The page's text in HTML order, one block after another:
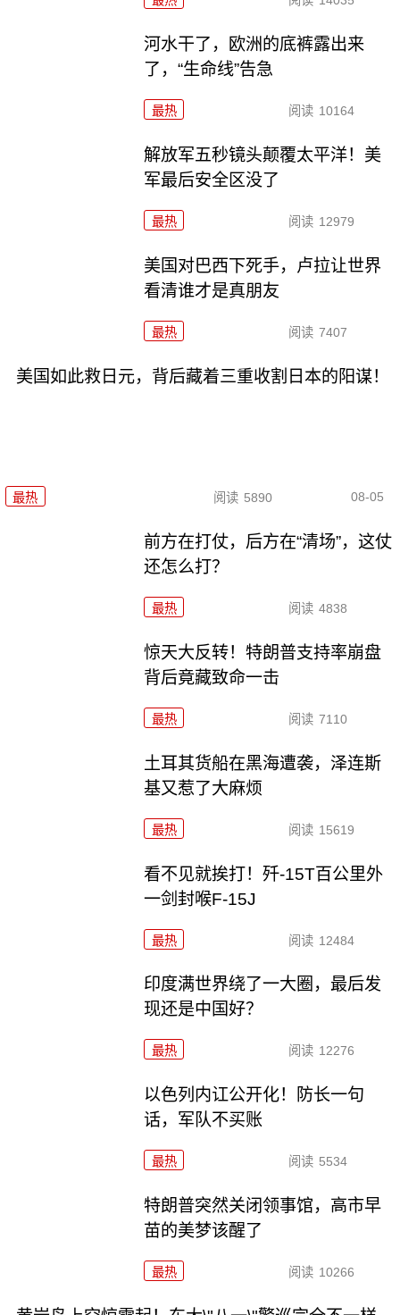
河水干了，欧洲的底裤露出来
了，“生命线”告急
最热 阅读 10164
解放军五秒镜头颠覆太平洋！美
军最后安全区没了
最热 阅读 12979
美国对巴西下死手，卢拉让世界
看清谁才是真朋友
最热 阅读 7407
美国如此救日元，背后藏着三重收割日本的阳谋！
最热 阅读 5890 08-05
前方在打仗，后方在“清场”，这仗
还怎么打？
最热 阅读 4838
惊天大反转！特朗普支持率崩盘
背后竟藏致命一击
最热 阅读 7110
土耳其货船在黑海遭袭，泽连斯
基又惹了大麻烦
最热 阅读 15619
看不见就挨打！歼-15T百公里外
一剑封喉F-15J
最热 阅读 12484
印度满世界绕了一大圈，最后发
现还是中国好？
最热 阅读 12276
以色列内讧公开化！防长一句
话，军队不买账
最热 阅读 5534
特朗普突然关闭领事馆，高市早
苗的美梦该醒了
最热 阅读 10266